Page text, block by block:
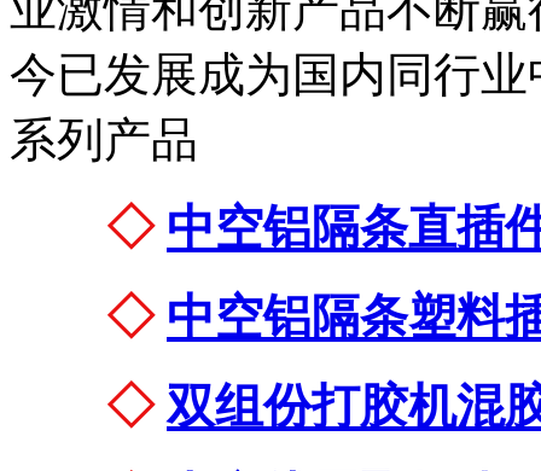
今已发展成为国内同行
系列产品
◇ 中空铝隔条直插
◇ 中空铝隔条塑料
◇ 双组份打胶机混